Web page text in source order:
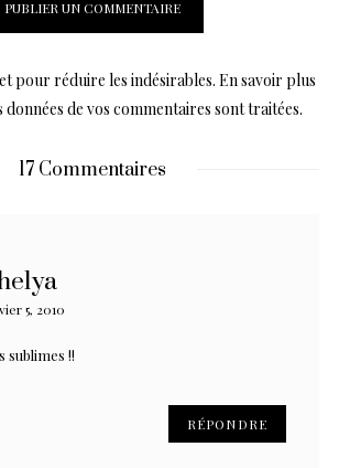
pour réduire les indésirables. En savoir plus
de vos commentaires sont traitées.
17 Commentaires
5, 2010
sublimes !!
RÉPONDRE